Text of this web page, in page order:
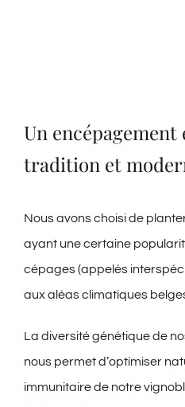
Un
tradition et
Nous avons choisi de
ayant une certaine
cépages (appelés
aux aléas climatiques
La diversité génétique de
nous permet d’optimiser
immunitaire de notre